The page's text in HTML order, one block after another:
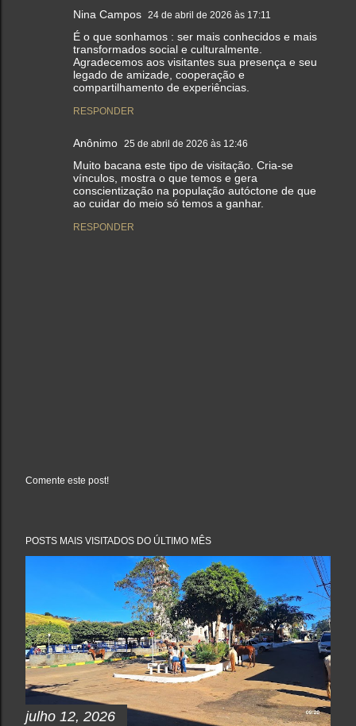
Nina Campos 24 de abril de 2026 às 17:11
É o que sonhamos : ser mais conhecidos e mais
transformados social e culturalmente.
Agradecemos aos visitantes sua presença e seu
legado de amizade, cooperação e
compartilhamento de experiências.
RESPONDER
Anônimo 25 de abril de 2026 às 12:46
Muito bacana este tipo de visitação. Cria-se
vínculos, mostra o que temos e gera
conscientização na população autóctone de que
ao cuidar do meio só temos a ganhar.
RESPONDER
a
u
e
n
t
á
r
i
o
Comente este post!
POSTS MAIS VISITADOS DO ÚLTIMO MÊS
julho 12, 2026